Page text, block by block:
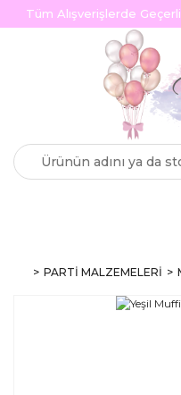
Tüm Alışverişlerde
PARTİ MALZEMELERİ